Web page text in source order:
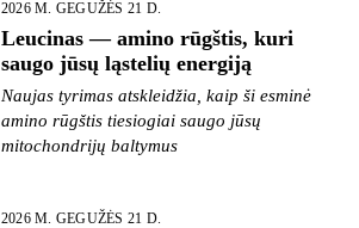
2026 M. GEGUŽĖS 21 D.
Leucinas — amino rūgštis, kuri
saugo jūsų ląstelių energiją
Naujas tyrimas atskleidžia, kaip ši esminė
amino rūgštis tiesiogiai saugo jūsų
mitochondrijų baltymus
2026 M. GEGUŽĖS 21 D.